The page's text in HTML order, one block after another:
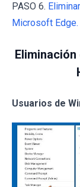
PASO 6.
Microsoft Edge.
Usuarios de